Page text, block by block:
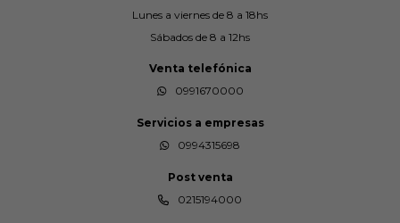
Lunes a viernes de 8 a 18hs
Sábados de 8 a 12hs
Venta telefónica
0991670000
Servicios a empresas
0994315698
Post venta
0215194000